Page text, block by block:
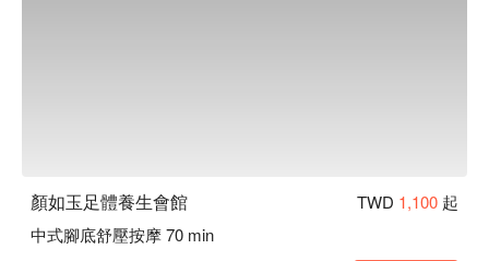
顏如玉足體養生會館 TWD 1,100 起
中式腳底舒壓按摩 70 min